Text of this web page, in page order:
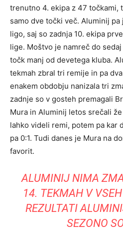
trenutno 4. ekipa z 47 točkami,
samo dve točki več. Aluminij
ligo, saj so zadnja 10. ekipa
lige. Moštvo je namreč do
točk manj od devetega kluba.
tekmah zbral tri remije in pa
enakem obdobju nanizala tri
zadnje so v gosteh premagali
Mura in Aluminij letos srečali
lahko videli remi, potem pa kar
pa 0:1. Tudi danes je Mura na
favorit.
ALUMINIJ NIMA
14. TEKMAH V
REZULTATI
SEZONO